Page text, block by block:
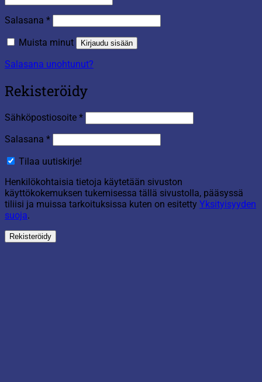
Salasana *Vaaditaan
Muista minut Kirjaudu sisään
Salasana unohtunut?
Rekisteröidy
Sähköpostiosoite *Vaaditaan
Salasana *Vaaditaan
Tilaa uutiskirje!
Henkilökohtaisia tietoja käytetään sivuston
käyttökokemuksen tukemisessa tällä sivustolla, pääsyssä
tiliisi ja muissa tarkoituksissa kuten on esitetty Yksityisyyden
suoja.
Rekisteröidy